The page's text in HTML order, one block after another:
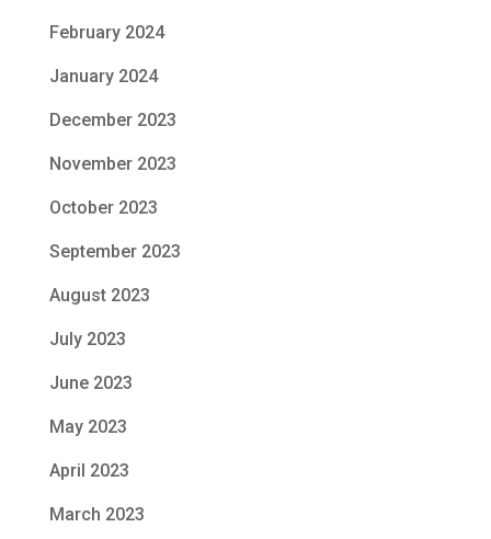
February 2024
January 2024
December 2023
November 2023
October 2023
September 2023
August 2023
July 2023
June 2023
May 2023
April 2023
March 2023